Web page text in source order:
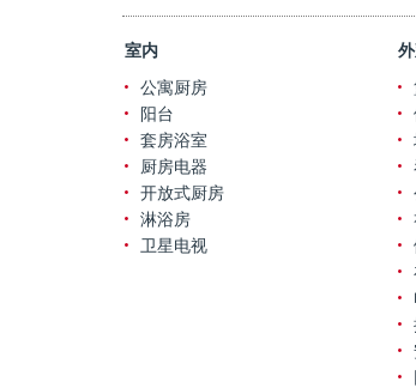
室内
公寓厨房
阳台
套房浴室
厨房电器
开放式厨房
淋浴房
卫星电视